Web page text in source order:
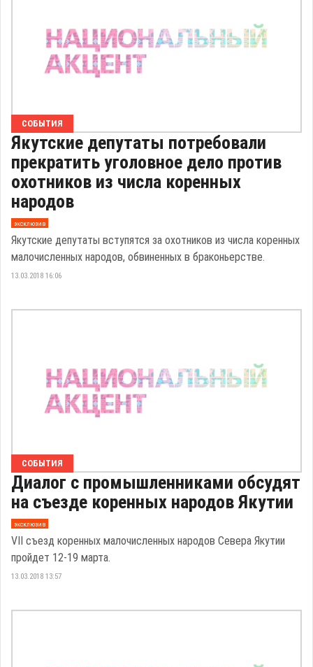
СОБЫТИЯ
Якутские депутаты потребовали
прекратить уголовное дело против
охотников из числа коренных
народов
эксклюзив
Якутские депутаты вступятся за охотников из числа коренных
малочисленных народов, обвиненных в браконьерстве.
13.03.2018 16:06
СОБЫТИЯ
Диалог с промышленниками обсудят
на съезде коренных народов Якутии
эксклюзив
VII съезд коренных малочисленных народов Севера Якутии
пройдет 12-19 марта.
13.03.2018 13:57